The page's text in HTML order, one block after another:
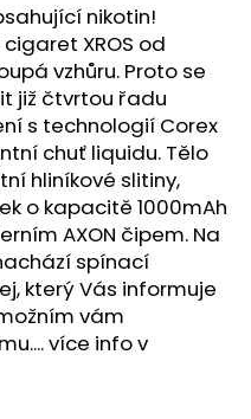
nikotin!
XROS od
vzhůru. Proto se
již čtvrtou řadu
s technologií Corex
chuť liquidu. Tělo
hliníkové slitiny,
o kapacitě 1000mAh
AXON čipem. Na
spínací
který Vás informuje
vám
více info v